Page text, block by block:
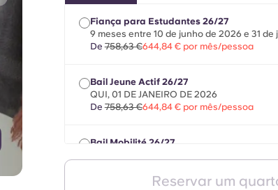
Fiança para Estudantes 26/27
9 meses entre 10 de junho de 2026 e 31 de
De 758,63 €644,84 € por mês/pessoa
Bail Jeune Actif 26/27
QUI, 01 DE JANEIRO DE 2026
De 758,63 €644,84 € por mês/pessoa
Bail Mobilité 26/27
644,84 € por mês/pessoa
Reservar um